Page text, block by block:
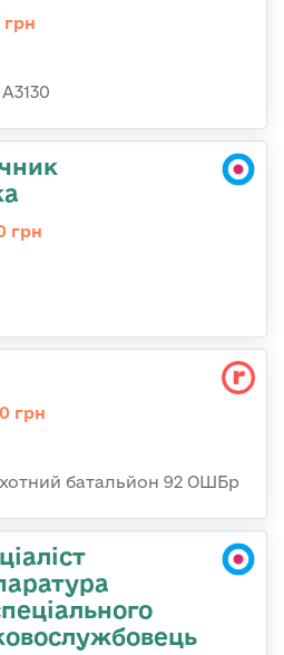
грн
грн
грн
батальйон 92 ОШБр